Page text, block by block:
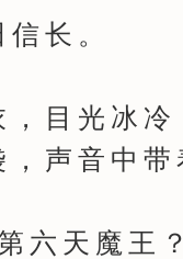
长。
光冰冷
声音中带
天魔王？